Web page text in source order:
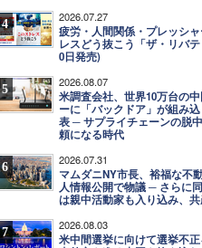
4 2026.07.27
疲労・人間関係・プレッシ
レスどう抜こう「ザ・リバ
0日発売)
5 2026.08.07
米調査会社、世界10万台の
ーに「バックドア」が組み
表 ─ サプライチェーンの脱
頼になる時代
6 2026.07.31
マムダニNY市長、裕福な不
人情報公開で物議 ─ さらに
は親中活動家も入り込み、
7 2026.08.03
米中間選挙に向けて選挙不